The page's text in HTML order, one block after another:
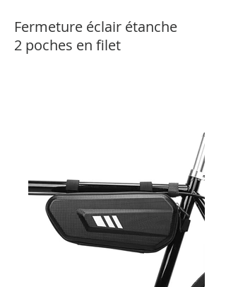
Fermeture éclair étanche
2 poches en filet